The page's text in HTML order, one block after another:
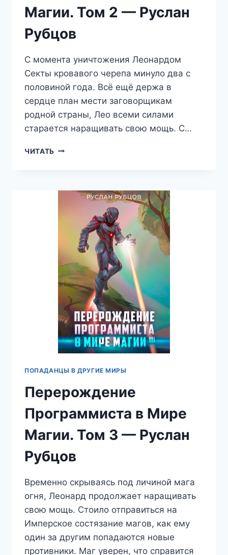
Магии. Том 2 — Руслан
Рубцов
С момента уничтожения Леонардом
Секты кровавого черепа минуло два с
половиной года. Всё ещё держа в
сердце план мести заговорщикам
родной страны, Лео всеми силами
старается наращивать свою мощь. С…
ЧИТАТЬ ПЕРЕРОЖДЕНИЕ
МАГИИ.
РУСЛАН
РУБЦОВ
ПОПАДАНЦЫ В ДРУГИЕ МИРЫ
Перерождение
Программиста в Мире
Магии. Том 3 — Руслан
Рубцов
Временно скрываясь под личиной мага
огня, Леонард продолжает наращивать
свою мощь. Стоило отправиться на
Имперское состязание магов, как ему
один за другим попадаются новые
противники. Маг уверен, что справится